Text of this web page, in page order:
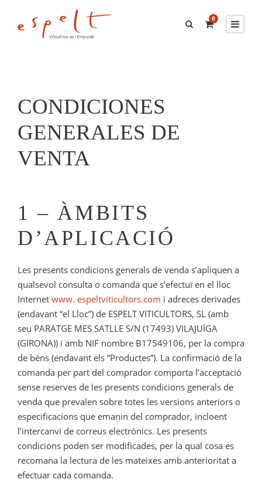
0
CONDICIONES
GENERALES DE
VENTA
1 – ÀMBITS
D’APLICACIÓ
Les presents condicions generals de venda s’apliquen a
qualsevol consulta o comanda que s’efectuï en el lloc
Internet www. espeltviticultors.com i adreces derivades
(endavant “el Lloc”) de ESPELT VITICULTORS, SL (amb
seu PARATGE MES SATLLE S/N (17493) VILAJUÏGA
(GIRONA)) i amb NIF nombre B17549106, per la compra
de béns (endavant els “Productes”). La confirmació de la
comanda per part del comprador comporta l’acceptació
sense reserves de les presents condicions generals de
venda que prevalen sobre totes les versions anteriors o
especificacions que emanin del comprador, incloent
l’intercanvi de correus electrònics. Les presents
condicions poden ser modificades, per la qual cosa es
recomana la lectura de les mateixes amb anterioritat a
efectuar cada comanda.